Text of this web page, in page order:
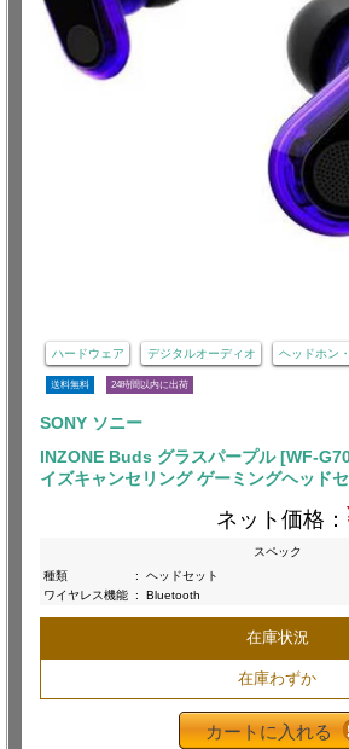
ハードウェア デジタルオーディオ ヘッドホン
送料無料 24時間以内に出荷
SONY ソニー
INZONE Buds グラスパープル [WF-
イズキャンセリング ゲーミングヘッド
ネット価格：
スペック
種類
:
ヘッドセット
ワイヤレス機能 : Bluetooth
在庫状況
在庫わずか
カートに入れる